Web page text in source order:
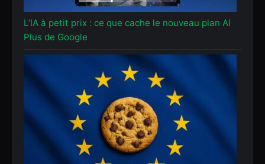
L’IA à petit prix : ce que cache le nouveau plan AI
Plus de Google